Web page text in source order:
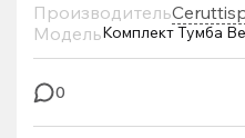
Производитель
МодельКомплект Тумба
0